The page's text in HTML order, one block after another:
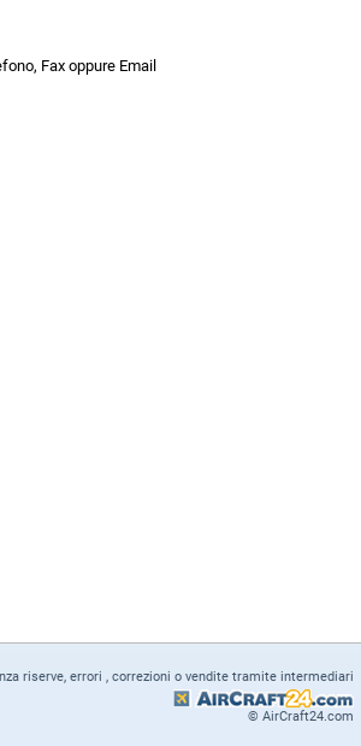
Fax oppure Email
riserve, errori , correzioni o vendite tramite intermediari
© AirCraft24.com